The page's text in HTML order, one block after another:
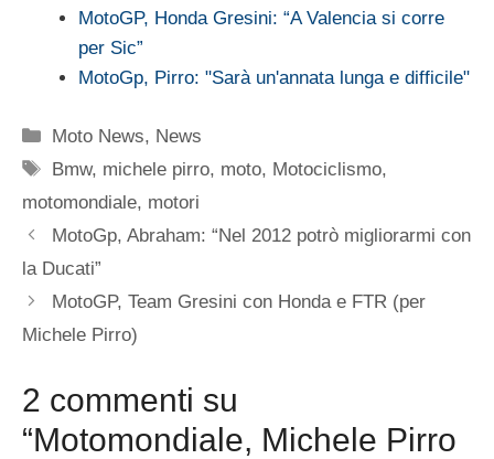
MotoGP, Honda Gresini: “A Valencia si corre
per Sic”
MotoGp, Pirro: "Sarà un'annata lunga e difficile"
Categorie
Moto News, News
Tag
Bmw, michele pirro, moto, Motociclismo,
motomondiale, motori
MotoGp, Abraham: “Nel 2012 potrò migliorarmi con
la Ducati”
MotoGP, Team Gresini con Honda e FTR (per
Michele Pirro)
2 commenti su
“Motomondiale, Michele Pirro